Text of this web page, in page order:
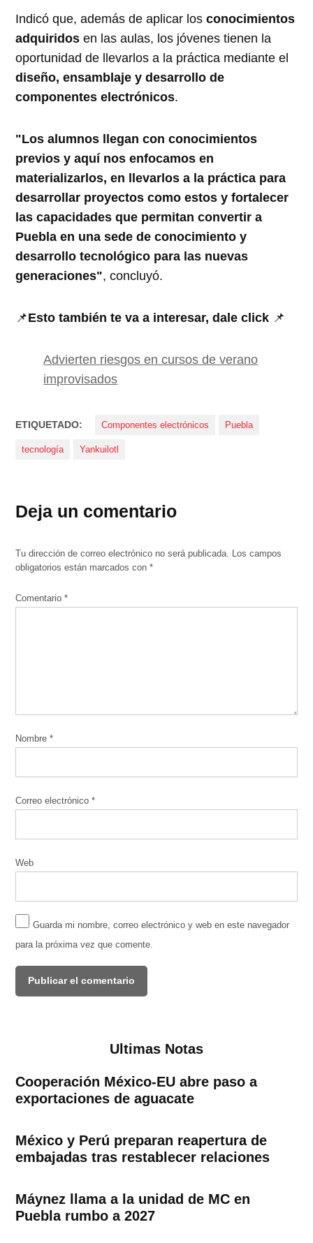
Indicó que, además de aplicar losconocimientos
adquiridos en las aulas, los jóvenes tienen la
oportunidad de llevarlos a la práctica mediante el
diseño, ensamblaje y desarrollo de
componentes electrónicos.
"Los alumnos llegan con conocimientos
previos y aquí nos enfocamos en
materializarlos, en llevarlos a la práctica para
desarrollar proyectos como estos y fortalecer
las capacidades que permitan convertir a
Puebla en una sede de conocimiento y
desarrollo tecnológico para las nuevas
generaciones", concluyó.
📌Esto también te va a interesar, dale click 📌
Advierten riesgos en cursos de verano
improvisados
ETIQUETADO: Componentes electrónicos Puebla
tecnología Yankuilotl
Deja un comentario
Tu dirección de correo electrónico no será publicada. Los campos
obligatorios están marcados con*
Comentario*
Nombre*
Correo electrónico*
Web
Guarda mi nombre, correo electrónico y web en este navegador
para la próxima vez que comente.
Ultimas Notas
Cooperación México-EU abre paso a
exportaciones de aguacate
México y Perú preparan reapertura de
embajadas tras restablecer relaciones
Máynez llama a la unidad de MC en
Puebla rumbo a 2027